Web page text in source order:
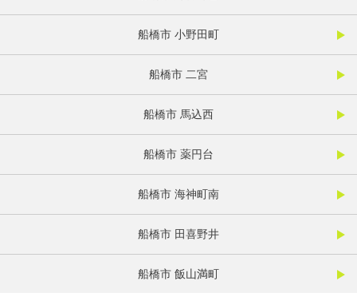
船橋市 小野田町
船橋市 二宮
船橋市 馬込西
船橋市 薬円台
船橋市 海神町南
船橋市 田喜野井
船橋市 飯山満町